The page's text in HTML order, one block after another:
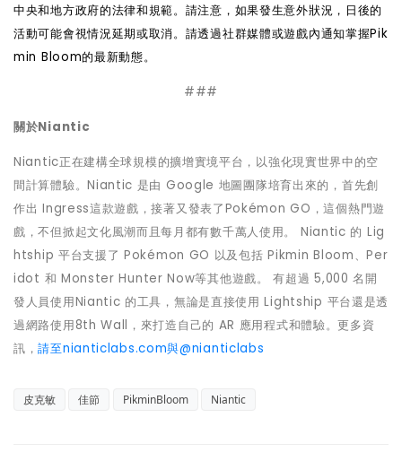
中央和地方政府的法律和規範。請注意，如果發生意外狀況，日後的
活動可能會視情況延期或取消。請透過社群媒體或遊戲內通知掌握Pik
min Bloom的最新動態。
###
關於Niantic
Niantic正在建構全球規模的擴增實境平台，以強化現實世界中的空
間計算體驗。Niantic 是由 Google 地圖團隊培育出來的，首先創
作出 Ingress這款遊戲，接著又發表了Pokémon GO，這個熱門遊
戲，不但掀起文化風潮而且每月都有數千萬人使用。 Niantic 的 Lig
htship 平台支援了 Pokémon GO 以及包括 Pikmin Bloom、Per
idot 和 Monster Hunter Now等其他遊戲。 有超過 5,000 名開
發人員使用Niantic 的工具，無論是直接使用 Lightship 平台還是透
過網路使用8th Wall，來打造自己的 AR 應用程式和體驗。更多資
訊，請至nianticlabs.com與@nianticlabs
皮克敏 佳節 PikminBloom Niantic